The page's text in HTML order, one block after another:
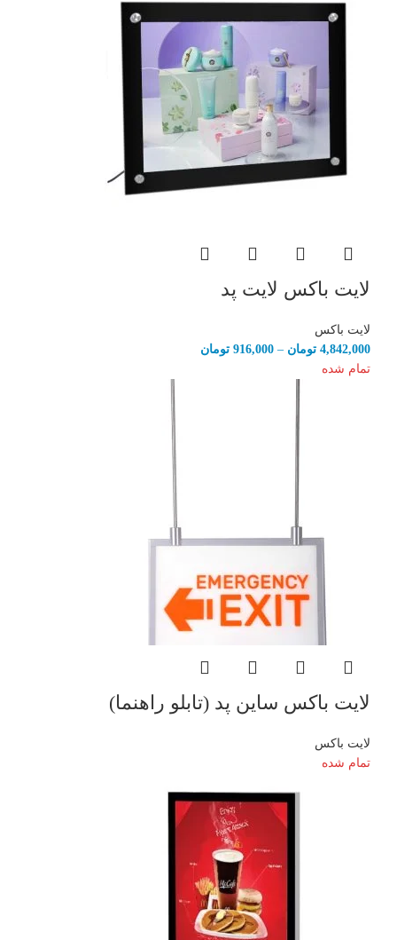
لایت باکس لایت پد
لایت باکس
4,842,000 تومان –
916,000 تومان
4,842,000 تومان
تمام شده
لایت باکس ساین پد (تابلو راهنما)
لایت باکس
تمام شده